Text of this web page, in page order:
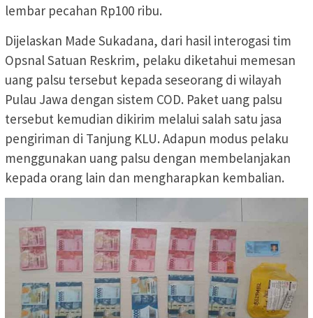
lembar pecahan Rp100 ribu.
Dijelaskan Made Sukadana, dari hasil interogasi tim
Opsnal Satuan Reskrim, pelaku diketahui memesan
uang palsu tersebut kepada seseorang di wilayah
Pulau Jawa dengan sistem COD. Paket uang palsu
tersebut kemudian dikirim melalui salah satu jasa
pengiriman di Tanjung KLU. Adapun modus pelaku
menggunakan uang palsu dengan membelanjakan
kepada orang lain dan mengharapkan kembalian.